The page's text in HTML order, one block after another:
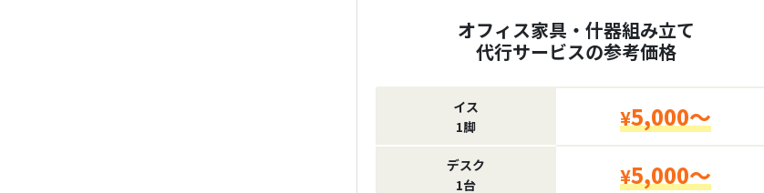
オフィス家具・什器組み立て
代行サービスの参考価格
イス
1脚
¥5,000～
デスク
1台
¥5,000～